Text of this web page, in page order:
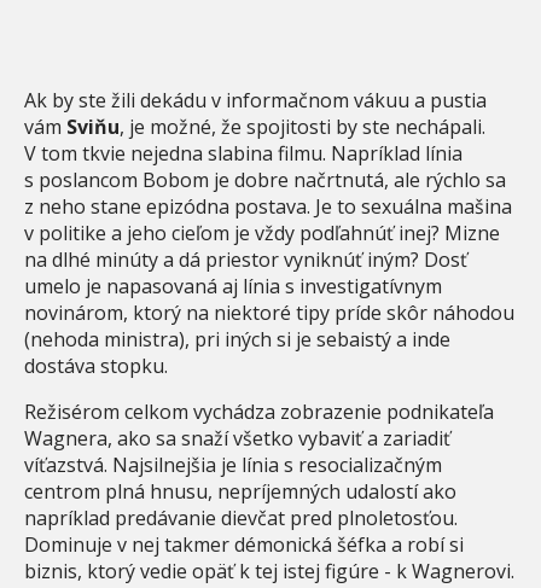
Ak by ste žili dekádu v informačnom vákuu a pustia
vám Sviňu, je možné, že spojitosti by ste nechápali.
V tom tkvie nejedna slabina filmu. Napríklad línia
s poslancom Bobom je dobre načrtnutá, ale rýchlo sa
z neho stane epizódna postava. Je to sexuálna mašina
v politike a jeho cieľom je vždy podľahnúť inej? Mizne
na dlhé minúty a dá priestor vyniknúť iným? Dosť
umelo je napasovaná aj línia s investigatívnym
novinárom, ktorý na niektoré tipy príde skôr náhodou
(nehoda ministra), pri iných si je sebaistý a inde
dostáva stopku.
Režisérom celkom vychádza zobrazenie podnikateľa
Wagnera, ako sa snaží všetko vybaviť a zariadiť
víťazstvá. Najsilnejšia je línia s resocializačným
centrom plná hnusu, nepríjemných udalostí ako
napríklad predávanie dievčat pred plnoletosťou.
Dominuje v nej takmer démonická šéfka a robí si
biznis, ktorý vedie opäť k tej istej figúre - k Wagnerovi.